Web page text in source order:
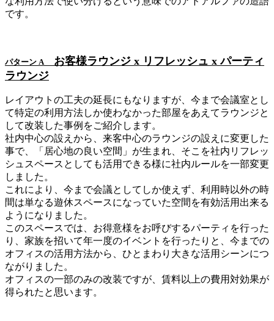
です。
パターン A
お客様ラウンジ x リフレッシュ x パーティ
ラウンジ
レイアウトの工夫の延長にもなりますが、今まで会議室とし
て特定の利用方法しか使わなかった部屋をあえてラウンジと
して改装した事例をご紹介します。
社内中心の設えから、来客中心のラウンジの設えに変更した
事で、「居心地の良い空間」が生まれ、そこを社内リフレッ
シュスペースとしても活用できる様に社内ルールを一部変更
しました。
これにより、今まで会議としてしか使えず、利用時以外の時
間は単なる遊休スペースになっていた空間を有効活用出来る
ようになりました。
このスペースでは、お得意様をお呼びするパーティを行った
り、家族を招いて年一度のイベントを行ったりと、今までの
オフィスの活用方法から、ひとまわり大きな活用シーンにつ
ながりました。
オフィスの一部のみの改装ですが、賃料以上の費用対効果が
得られたと思います。